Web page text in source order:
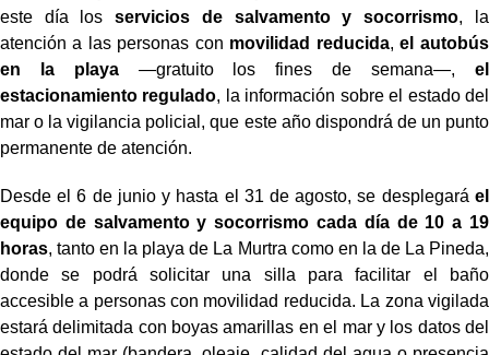
este día losservicios de salvamento y socorrismo, la
atención a las personas con movilidad reducida,el autobús
en la playa—gratuito los fines de semana—, el
estacionamiento regulado, la información sobre el estado del
mar o la vigilancia policial, que este año dispondrá de un punto
permanente de atención.
Desde el 6 de junio y hasta el 31 de agosto, se desplegará el
equipo de salvamento y socorrismo cada día de 10 a 19
horas, tanto en la playa de La Murtra como en la de La Pineda,
donde se podrá solicitar una silla para facilitar el baño
accesible a personas con movilidad reducida. La zona vigilada
estará delimitada con boyas amarillas en el mar y los datos del